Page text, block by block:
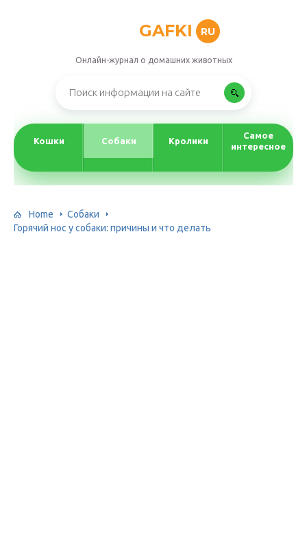
GAFKI RU
Онлайн-журнал о домашних животных
Кошки Собаки Кролики
Самое
интересное
Home
Собаки
Горячий нос у собаки: причины и что делать